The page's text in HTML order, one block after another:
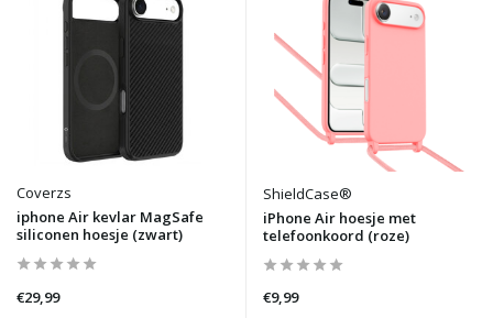
Coverzs
iphone Air kevlar MagSafe
siliconen hoesje (zwart)
€29,99
ShieldCase®
iPhone Air hoesje met
telefoonkoord (roze)
€9,99